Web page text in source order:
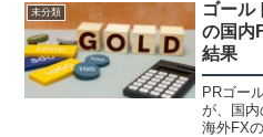
未分類
ゴール
の国内
結果
PRゴー
が、国
海外FX